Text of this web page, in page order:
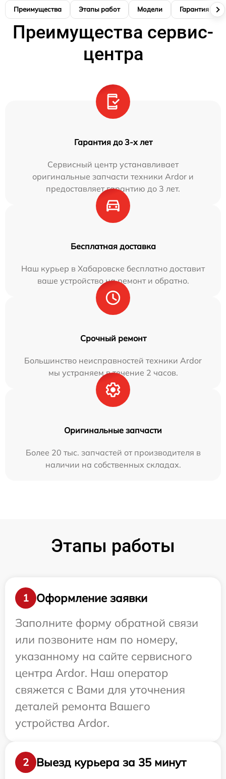
Преимущества Этапы работ Модели Гарантия
Преимущества сервис-
центра
Гарантия до 3-х лет
Сервисный центр устанавливает
оригинальные запчасти техники Ardor и
предоставляет гарантию до 3 лет.
Бесплатная доставка
Наш курьер в Хабаровске бесплатно доставит
ваше устройство на ремонт и обратно.
Срочный ремонт
Большинство неисправностей техники Ardor
мы устраняем в течение 2 часов.
Оригинальные запчасти
Более 20 тыс. запчастей от производителя в
наличии на собственных складах.
Этапы работы
1
Оформление заявки
Заполните форму обратной связи
или позвоните нам по номеру,
указанному на сайте сервисного
центра Ardor. Наш оператор
свяжется с Вами для уточнения
деталей ремонта Вашего
устройства Ardor.
2 Выезд курьера за 35 минут